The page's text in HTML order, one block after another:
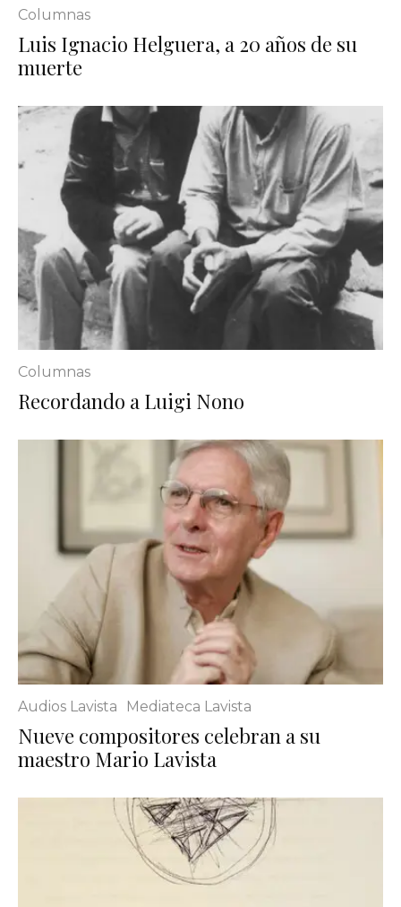
Columnas
Luis Ignacio Helguera, a 20 años de su
muerte
Columnas
Recordando a Luigi Nono
Audios Lavista Mediateca Lavista
Nueve compositores celebran a su
maestro Mario Lavista